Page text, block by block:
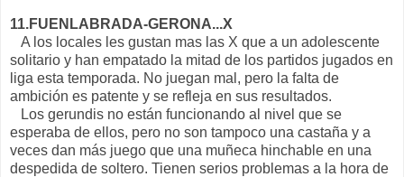
11.FUENLABRADA-GERONA...X
A los locales les gustan mas las X que a un adolescente
solitario y han empatado la mitad de los partidos jugados en
liga esta temporada. No juegan mal, pero la falta de
ambición es patente y se refleja en sus resultados.
Los gerundis no están funcionando al nivel que se
esperaba de ellos, pero no son tampoco una castaña y a
veces dan más juego que una muñeca hinchable en una
despedida de soltero. Tienen serios problemas a la hora de